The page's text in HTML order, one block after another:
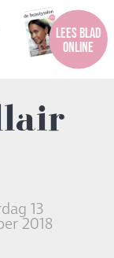
LEES BLAD
ONLINE
13
2018